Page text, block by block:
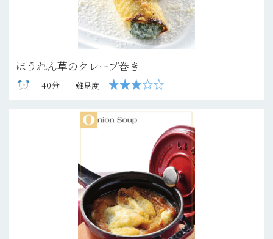
ほうれん草のクレープ巻き
40分 難易度